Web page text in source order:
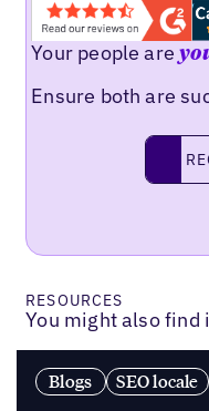
Your people are
Ensure both are
RESOURCES
You might also find
Blogs SEO locale